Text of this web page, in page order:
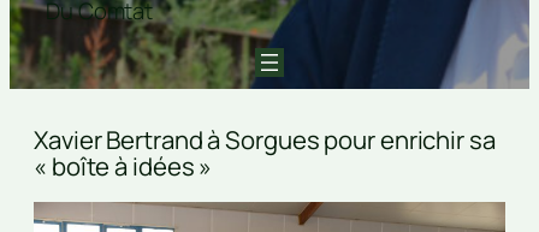
Du Comtat
Xavier Bertrand à Sorgues pour enrichir sa
« boîte à idées »